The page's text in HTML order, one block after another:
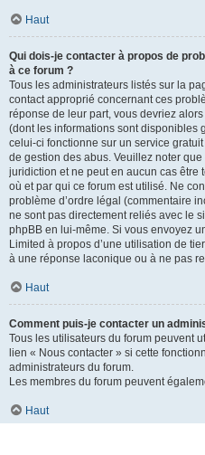
Haut
Qui dois-je contacter à propos de
à ce forum ?
Tous les administrateurs listés sur la
contact approprié concernant ces
réponse de leur part, vous devriez
(dont les informations sont disponibles
celui-ci fonctionne sur un service
de gestion des abus. Veuillez noter
juridiction et ne peut en aucun cas être
où et par qui ce forum est utilisé. Ne
problème d’ordre légal (commentaire
ne sont pas directement reliés avec le
phpBB en lui-même. Si vous envoyez
Limited à propos d’une utilisation de
à une réponse laconique ou à ne pas
Haut
Comment puis-je contacter un
Tous les utilisateurs du forum peuvent
lien « Nous contacter » si cette
administrateurs du forum.
Les membres du forum peuvent
Haut